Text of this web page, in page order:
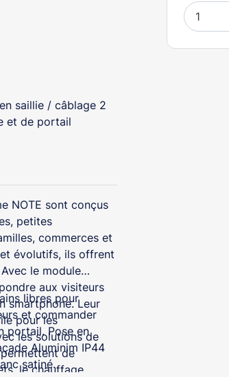
saillie / câblage 2
et de portail
NOTE sont conçus
petites
commerces et
évolutifs, ils offrent
le module
aux visiteurs
smartphone. Leur
pour les
les solutions de
de
le chauffage...
et commander
portail. Pose en
Aluminim IP44
satiné.